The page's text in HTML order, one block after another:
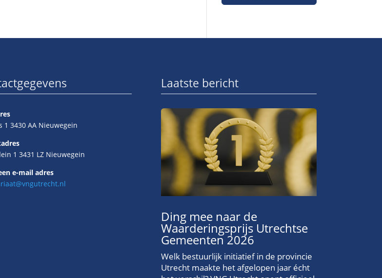
1 3430 AA Nieuwegein
1 3431 LZ Nieuwegein
e-mail adres
Laatste bericht
Ding mee naar de
Waarderingsprijs Utrechtse
Gemeenten 2026
Welk bestuurlijk initiatief in de provincie
Utrecht maakte het afgelopen jaar écht